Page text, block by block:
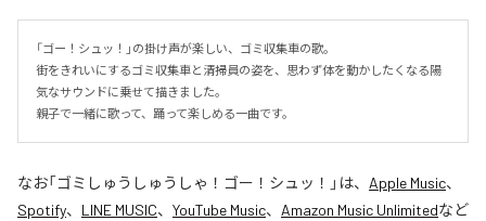
「ゴー！シュッ！」の掛け声が楽しい、ゴミ収集車の歌。
街をきれいにするゴミ収集車と清掃員の姿を、思わず体を動かしたくなる陽
気なサウンドに乗せて描きました。
親子で一緒に歌って、踊って楽しめる一曲です。
なお「ゴミしゅうしゅうしゃ！ゴー！シュッ！ 」は、 Apple Music、
Spotify、 LINE MUSIC、 YouTube Music、 Amazon Music Unlimitedなど